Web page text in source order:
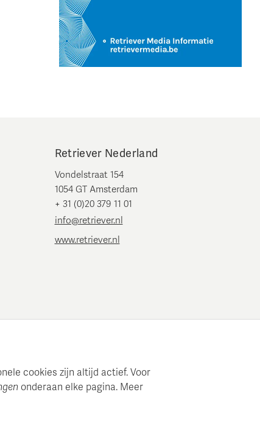
Retriever Nederland
Vondelstraat 154
1054 GT Amsterdam
+ 31 (0)20 379 11 01
info@retriever.nl
www.retriever.nl
cookies zijn altijd actief. Voor
onderaan elke pagina. Meer